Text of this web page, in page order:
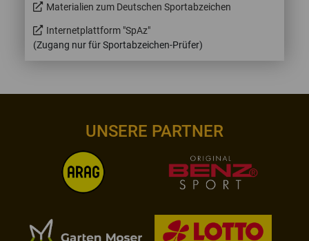
Materialien zum Deutschen Sportabzeichen
Internetplattform "SpAz"
(Zugang nur für Sportabzeichen-Prüfer)
UNSERE PARTNER